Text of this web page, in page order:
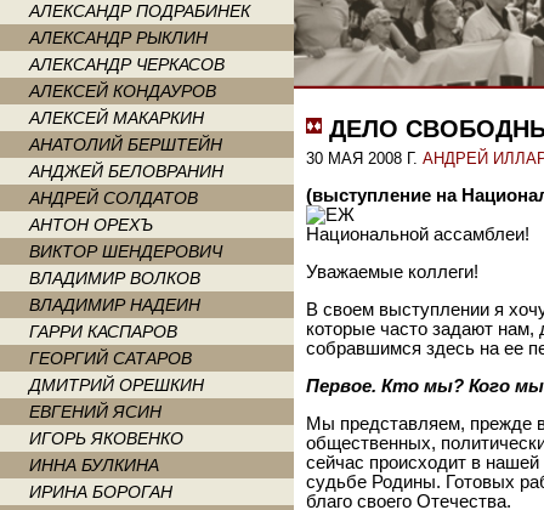
АЛЕКСАНДР ПОДРАБИНЕК
АЛЕКСАНДР РЫКЛИН
АЛЕКСАНДР ЧЕРКАСОВ
АЛЕКСЕЙ КОНДАУРОВ
АЛЕКСЕЙ МАКАРКИН
АНАТОЛИЙ БЕРШТЕЙН
АНДЖЕЙ БЕЛОВРАНИН
АНДРЕЙ СОЛДАТОВ
АНТОН ОРЕХЪ
ВИКТОР ШЕНДЕРОВИЧ
ВЛАДИМИР ВОЛКОВ
ВЛАДИМИР НАДЕИН
ГАРРИ КАСПАРОВ
ГЕОРГИЙ САТАРОВ
ДМИТРИЙ ОРЕШКИН
ЕВГЕНИЙ ЯСИН
ИГОРЬ ЯКОВЕНКО
ИННА БУЛКИНА
ИРИНА БОРОГАН
ДЕЛО
30 МАЯ 2008 Г. АНДРЕЙ
(выступление на
Национальной ассамблеи!
Уважаемые коллеги!
В своем выступлении я
которые часто задают
собравшимся здесь на ее
Первое. Кто мы? Кого
Мы представляем, прежде
общественных,
сейчас происходит в
судьбе Родины. Готовых
благо своего Отечества.